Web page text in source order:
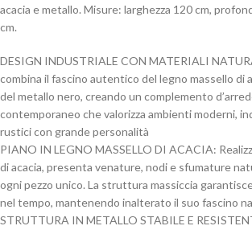
acacia e metallo. Misure: larghezza 120 cm,
cm.
DESIGN INDUSTRIALE CON MATERIALI
combina il fascino autentico del legno massello di
del metallo nero, creando un complemento
contemporaneo che valorizza ambienti moderni,
rustici con grande personalità
PIANO IN LEGNO MASSELLO DI ACACIA:
di acacia, presenta venature, nodi e sfumature
ogni pezzo unico. La struttura massiccia
nel tempo, mantenendo inalterato il suo fascino
STRUTTURA IN METALLO STABILE E